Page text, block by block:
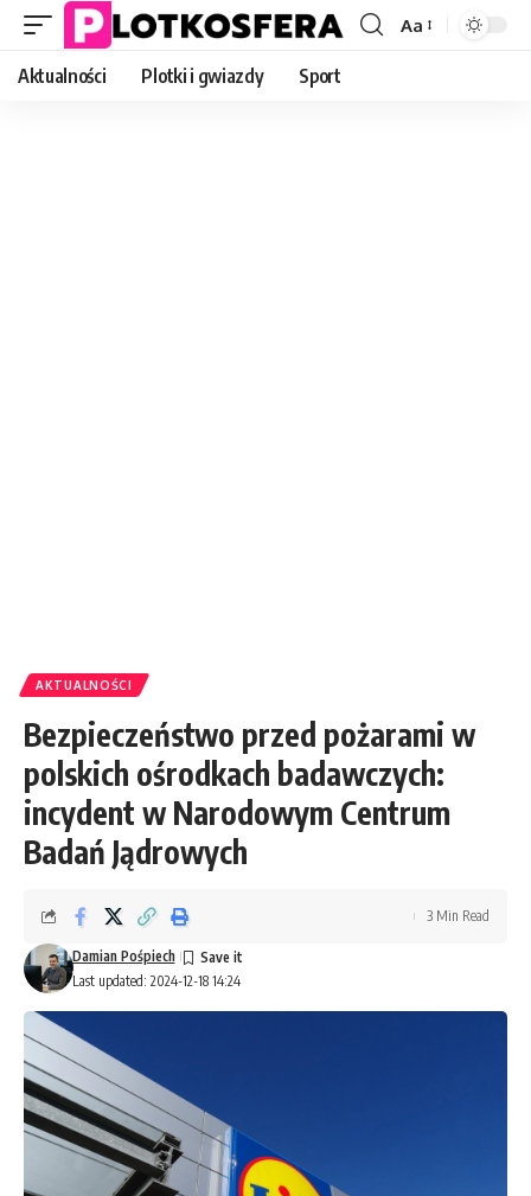
Font
Aa
Aktualności Plotki i gwiazdy Sport
AKTUALNOŚCI
Bezpieczeństwo przed pożarami w
polskich ośrodkach badawczych:
incydent w Narodowym Centrum
Badań Jądrowych
Last updated: 2024-12-18 14:24
Damian Pośpiech
3 Min Read